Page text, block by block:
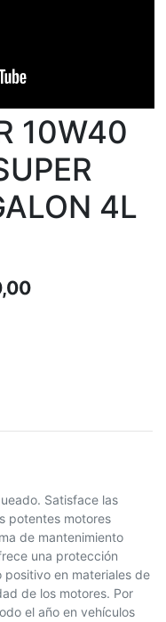
10W40
4L
Satisface las
potentes motores
de mantenimiento
una protección
en materiales de
de los motores. Por
el año en vehículos